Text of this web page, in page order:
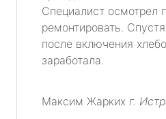
Специалист осмотрел
ремонтировать.
после включения
заработала.
Максим Жарких г.